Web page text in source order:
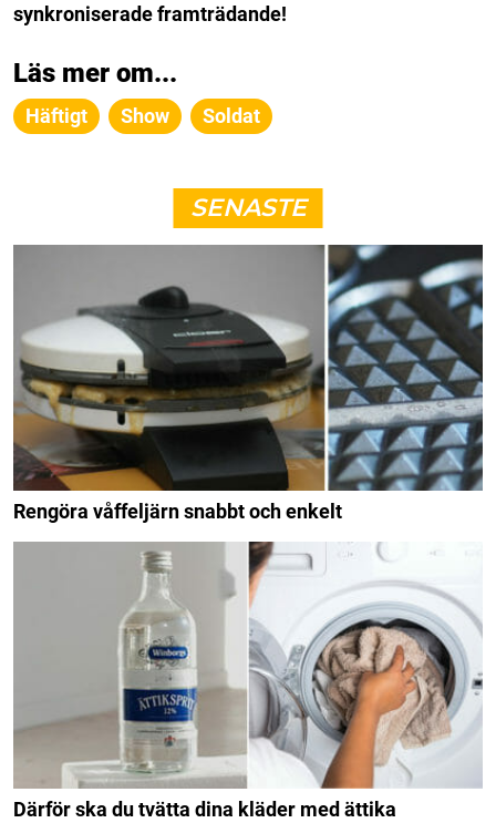
synkroniserade framträdande!
Läs mer om...
Häftigt Show Soldat
SENASTE
Rengöra våffeljärn snabbt och enkelt
Därför ska du tvätta dina kläder med ättika